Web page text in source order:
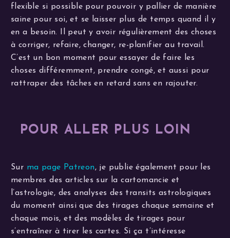
flexible si possible pour pouvoir y pallier de manière
saine pour soi, et se laisser plus de temps quand il y
en a besoin. Il peut y avoir régulièrement des choses
à corriger, refaire, changer, re-planifier au travail.
C’est un bon moment pour essayer de faire les
choses différemment, prendre congé, et aussi pour
rattraper des tâches en retard sans en rajouter.
POUR ALLER PLUS LOIN
Sur ma page Patreon, je publie également pour les
membres des articles sur la cartomancie et
l’astrologie, des analyses des transits astrologiques
du moment ainsi que des tirages chaque semaine et
chaque mois, et des modèles de tirages pour
s’entraîner à tirer les cartes. Si ça t’intéresse